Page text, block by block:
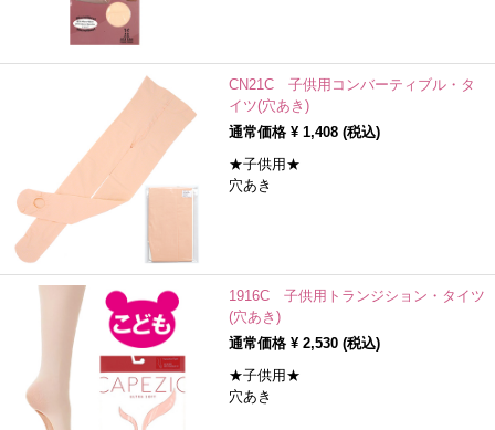
CN21C 子供用コンバーティブル・タ
イツ(穴あき)
通常価格 ¥ 1,408(税込)
★子供用★
穴あき
1916C 子供用トランジション・タイツ
(穴あき)
通常価格 ¥ 2,530(税込)
★子供用★
穴あき